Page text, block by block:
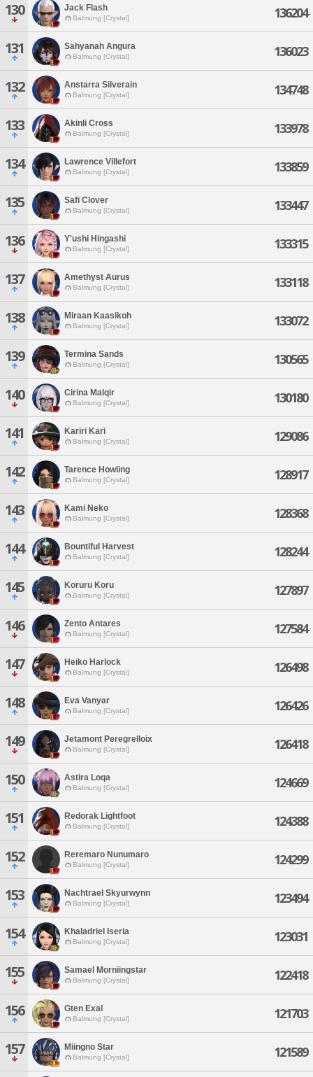
130 Jack Flash
Balmung [Crystal] 136204
131 Sahyanah Angura
Balmung [Crystal] 136023
132 Anstarra Silverain
Balmung [Crystal] 134748
133 Akinli Cross
Balmung [Crystal] 133978
134 Lawrence Villefort
Balmung [Crystal] 133859
135 Safi Clover
Balmung [Crystal] 133447
136 Y'ushi Hingashi
Balmung [Crystal] 133315
137 Amethyst Aurus
Balmung [Crystal] 133118
138 Miraan Kaasikoh
Balmung [Crystal] 133072
139 Termina Sands
Balmung [Crystal] 130565
140 Cirina Malqir
Balmung [Crystal] 130180
141 Kariri Kari
Balmung [Crystal] 129086
142 Tarence Howling
Balmung [Crystal] 128917
143 Kami Neko
Balmung [Crystal] 128368
144 Bountiful Harvest
Balmung [Crystal] 128244
145 Koruru Koru
Balmung [Crystal] 127897
146 Zento Antares
Balmung [Crystal] 127584
147 Heiko Harlock
Balmung [Crystal] 126498
148 Eva Vanyar
Balmung [Crystal] 126426
149 Jetamont Peregrelloix
Balmung [Crystal] 126418
150 Astira Loqa
Balmung [Crystal] 124669
151 Redorak Lightfoot
Balmung [Crystal] 124388
152 Reremaro Nunumaro
Balmung [Crystal] 124299
153 Nachtrael Skyurwynn
Balmung [Crystal] 123494
154 Khaladriel Iseria
Balmung [Crystal] 123031
155 Samael Morniingstar
Balmung [Crystal] 122418
156 Gten Exal
Balmung [Crystal] 121703
157 Miingno Star
Balmung [Crystal] 121589